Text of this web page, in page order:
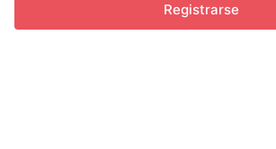
Registrarse